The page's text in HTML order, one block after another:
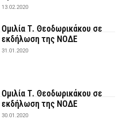
13.02.2020
Ομιλία Τ. Θεοδωρικάκου σε
εκδήλωση της ΝΟΔΕ
31.01.2020
Ομιλία Τ. Θεοδωρικάκου σε
εκδήλωση της ΝΟΔΕ
30.01.2020